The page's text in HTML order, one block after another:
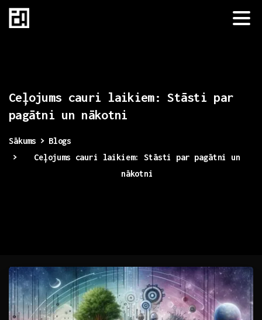
Ceļojums cauri laikiem: Stāsti
par
pagātni un nākotni
Sākums
Blogs
Ceļojums cauri laikiem: Stāsti par pagātni un
nākotni